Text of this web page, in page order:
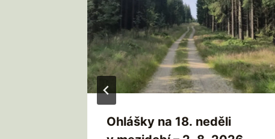
Ohlášky na 18. neděli